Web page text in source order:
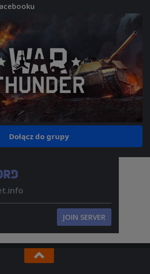
Dołącz do grupy
JOIN SERVER